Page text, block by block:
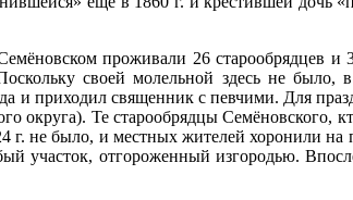
проживали 26 старообрядцев и
своей молельной здесь не было, в
и приходил священник с певчими. Для
округа). Те старообрядцы Семёновского,
г. не было, и местных жителей хоронили на
участок, отгороженный изгородью.